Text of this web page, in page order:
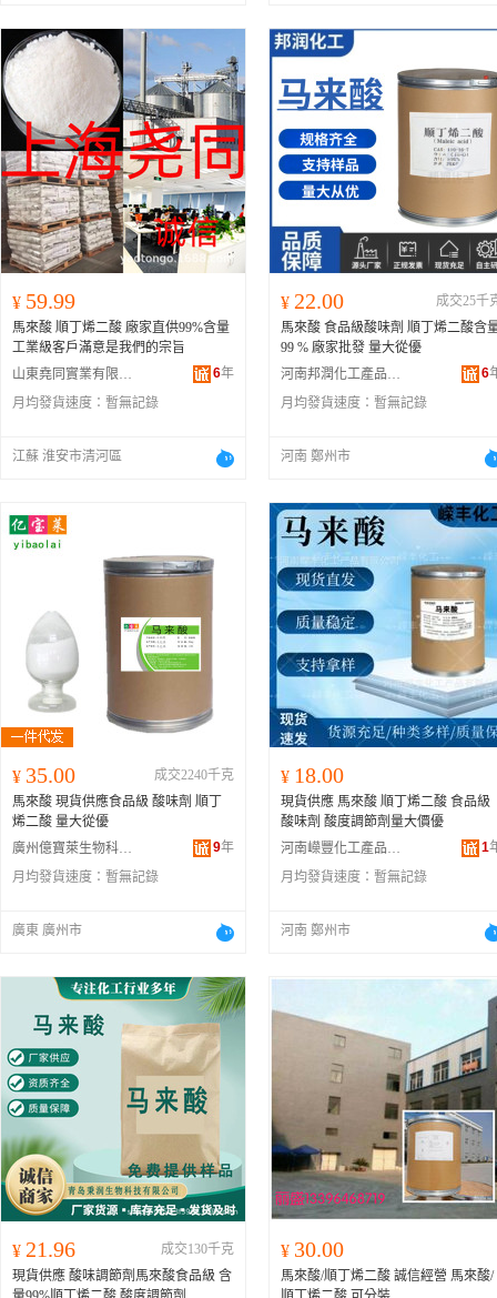
¥ 59.99
馬來酸 順丁烯二酸 廠家直供99%含量
工業級客戶滿意是我們的宗旨
山東堯同實業有限公司
6年
月均發貨速度： 暫無記錄
江蘇 淮安市清河區
¥ 22.00
成交25千
馬來酸 食品級酸味劑 順丁烯二酸含
99 % 廠家批發 量大從優
河南邦潤化工產品有限公司
6
月均發貨速度： 暫無記錄
河南 鄭州市
¥ 35.00
成交2240千克
馬來酸 現貨供應食品級 酸味劑 順丁
烯二酸 量大從優
廣州億寶萊生物科技有限公司
9年
月均發貨速度： 暫無記錄
廣東 廣州市
¥ 18.00
現貨供應 馬來酸 順丁烯二酸 食品級
酸味劑 酸度調節劑量大價優
河南嶸豐化工產品有限公司
1
月均發貨速度： 暫無記錄
河南 鄭州市
¥ 21.96
成交130千克
現貨供應 酸味調節劑馬來酸食品級 含
¥ 30.00
馬來酸/順丁烯二酸 誠信經營 馬來酸/